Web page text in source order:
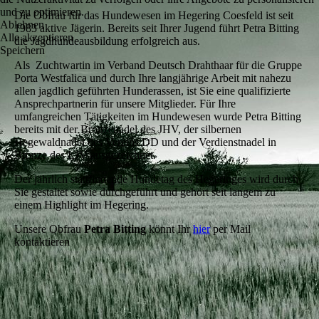
Die Obfrau für das Hundewesen im Hegering Coesfeld ist seit
1983 aktive Jägerin. Bereits seit Ihrer Jugend führt Petra Bitting
die Jagdhundeausbildung erfolgreich aus.
Als Zuchtwartin im Verband Deutsch Drahthaar für die Gruppe
Porta Westfalica und durch Ihre langjährige Arbeit mit nahezu
allen jagdlich geführten Hunderassen, ist Sie eine qualifizierte
Ansprechpartnerin für unsere Mitglieder. Für Ihre
umfangreichen Tätigkeiten im Hundewesen wurde Petra Bitting
bereits mit der Bronzenadel des JHV, der silbernen
Hegewaldnadel des Vereins DD und der Verdienstnadel in
Bronze des LJV ausgezeichnet.
Der jährlich stattfindende Hundetag des Hegeringes wird durch
Sie gestaltet sowie durchgeführt und gehört seit langem zu
einem Highlight im Hegering.
Unsere ObfrauPetra Bittingkönnt Ihrhierper Mail
kontaktieren
und zu optimieren.
Ablehnen
Alle akzeptieren
Speichern